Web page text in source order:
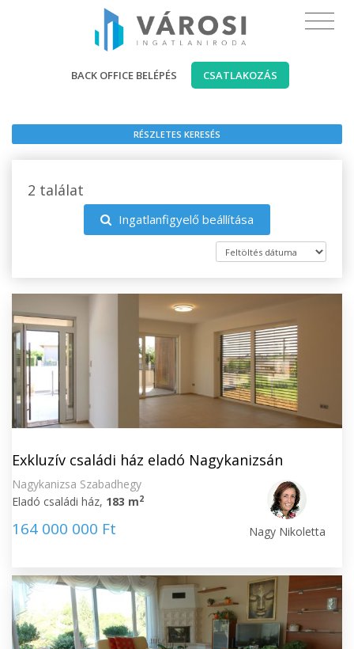
BACK OFFICE BELÉPÉS CSATLAKOZÁS
RÉSZLETES KERESÉS
2 találat
Ingatlanfigyelő beállítása
Exkluzív családi ház eladó Nagykanizsán
Nagykanizsa Szabadhegy
Eladó családi ház, 183 m2
164 000 000 Ft Nagy Nikoletta